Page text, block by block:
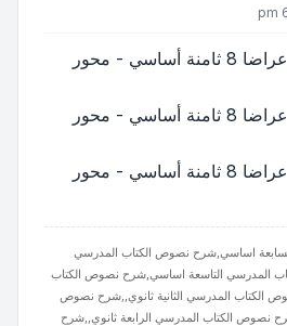
شرح نص كانت آماله عراضا 8 ثامنة أساسي - محور
شرح نص كانت آماله عراضا 8 ثامنة أساسي - محور
شرح نص كانت آماله عراضا 8 ثامنة أساسي - محور
اساسي,شرح نصوص الكتاب المدرسي
المدرسي التاسعة اساسي,شرح نصوص الكتاب
الكتاب المدرسي الثانية ثانوي,,شرح نصوص
نصوص الكتاب المدرسي الرابعة ثانوي,,شرح